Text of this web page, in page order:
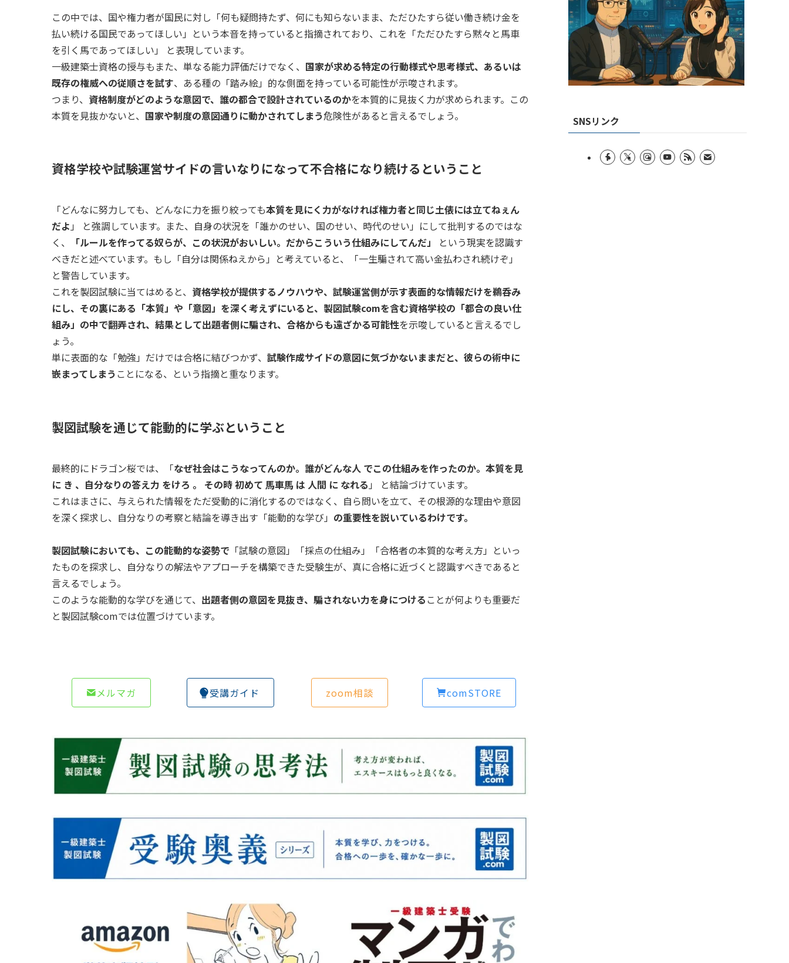
この中では、国や権力者が国民に対し「何も疑問持たず、何にも知らないまま、ただひたすら従い働き続け金を
払い続ける国民であってほしい」という本音を持っていると指摘されており、これを「ただひたすら黙々と馬車
を引く馬であってほしい」 と表現しています。
一級建築士資格の授与もまた、単なる能力評価だけでなく、 国家が求める特定の行動様式や思考様式、あるいは
既存の権威への従順さを試す、ある種の「踏み絵」的な側面を持っている可能性が示唆されます。
つまり、 資格制度がどのような意図で、誰の都合で設計されているのかを本質的に見抜く力が求められます。この
本質を見抜かないと、 国家や制度の意図通りに動かされてしまう危険性があると言えるでしょう。
資格学校や試験運営サイドの言いなりになって不合格になり続けるということ
「どんなに努力しても、どんなに力を振り絞っても本質を見にく力がなければ権力者と同じ土俵には立てねぇん
だよ 」 と強調しています。また、自身の状況を「誰かのせい、国のせい、時代のせい」にして批判するのではな
く、
「ルールを作ってる奴らが、この状況がおいしい。だからこういう仕組みにしてんだ」
という現実を認識す
べきだと述べています。もし「自分は関係ねえから」と考えていると、「一生騙されて高い金払わされ続けぞ」
と警告しています。
これを製図試験に当てはめると、 資格学校が提供するノウハウや、試験運営側が示す表面的な情報だけを鵜呑み
にし、その裏にある「本質」や「意図」を深く考えずにいると、製図試験comを含む資格学校の「都合の良い仕
組み」の中で翻弄され、結果として出題者側に騙され、合格からも遠ざかる可能性を示唆していると言えるでし
ょう。
単に表面的な「勉強」だけでは合格に結びつかず、 試験作成サイドの意図に気づかないままだと、彼らの術中に
嵌まってしまう ことになる、という指摘と重なります。
製図試験を通じて能動的に学ぶということ
最終的にドラゴン桜では、「なぜ社会はこうなってんのか。誰がどんな人 でこの仕組みを作ったのか。本質を見
に き 、自分なりの答え力 をけろ 。 その時 初めて 馬車馬 は 人間 に なれる 」 と結論づけています。
これはまさに、与えられた情報をただ受動的に消化するのではなく、自ら問いを立て、その根源的な理由や意図
を深く探求し、自分なりの考察と結論を導き出す「能動的な学び」 の重要性を説いているわけです。
製図試験においても、この能動的な姿勢で 「試験の意図」「採点の仕組み」「合格者の本質的な考え方」といっ
たものを探求し、自分なりの解法やアプローチを構築できた受験生が、真に合格に近づくと認識すべきであると
言えるでしょう。
このような能動的な学びを通じて、 出題者側の意図を見抜き、騙されない力を身につける ことが何よりも重要だ
と製図試験comでは位置づけています。
メルマガ 受講ガイド zoom相談 comSTORE
SNSリンク